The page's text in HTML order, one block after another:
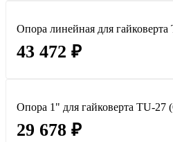
Опора линейная для
43 472 ₽
Опора 1" для гайковерта TU-27
29 678 ₽